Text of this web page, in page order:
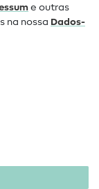
e outras
na nossa Dados­